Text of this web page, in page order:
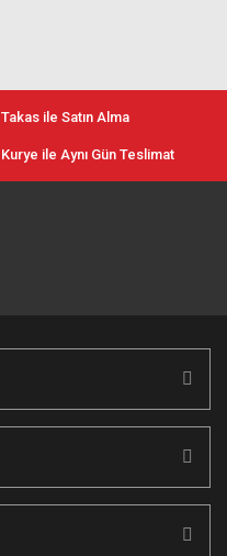
Takas ile Satın Alma
Kurye ile Aynı Gün Teslimat